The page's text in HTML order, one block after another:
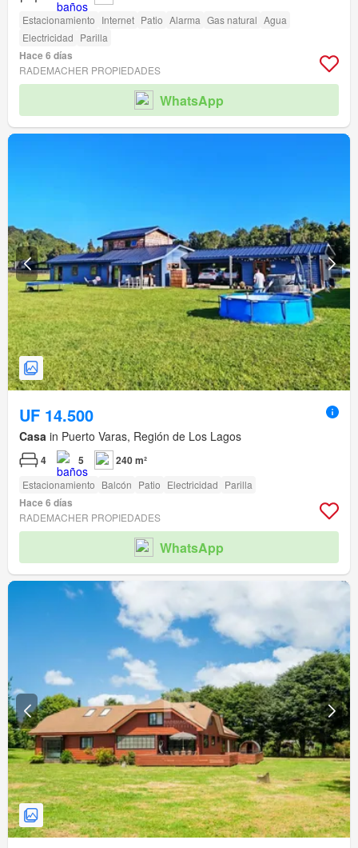
Estacionamiento Internet Patio Alarma Gas natural Agua
Electricidad Parilla
Hace 6 días
RADEMACHER PROPIEDADES
WhatsApp
UF 14.500
Casa in Puerto Varas, Región de Los Lagos
4 5 240 m²
Estacionamiento Balcón Patio Electricidad Parilla
Hace 6 días
RADEMACHER PROPIEDADES
WhatsApp